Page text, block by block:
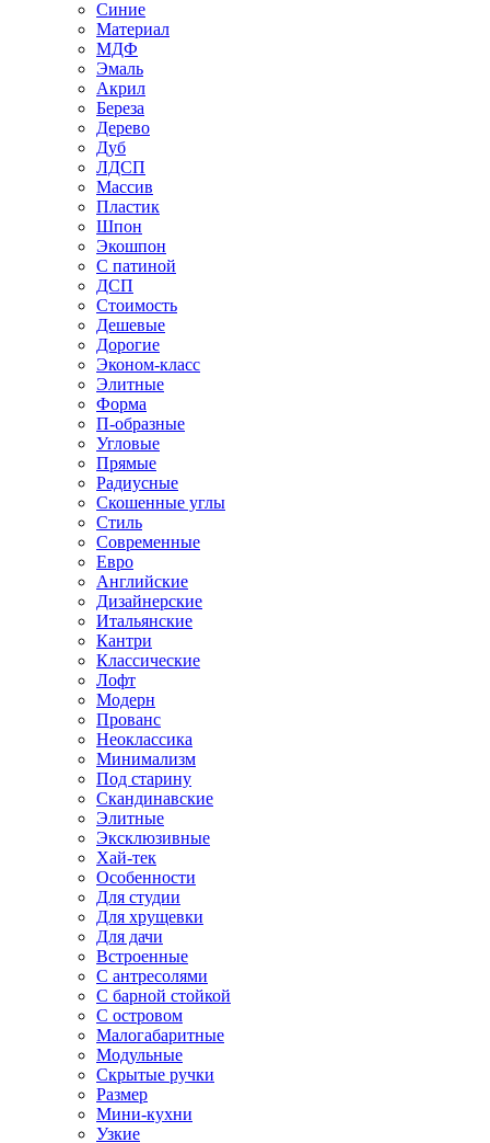
Синие
Материал
МДФ
Эмаль
Акрил
Береза
Дерево
Дуб
ЛДСП
Массив
Пластик
Шпон
Экошпон
С патиной
ДСП
Стоимость
Дешевые
Дорогие
Эконом-класс
Элитные
Форма
П-образные
Угловые
Прямые
Радиусные
Скошенные углы
Стиль
Современные
Евро
Английские
Дизайнерские
Итальянские
Кантри
Классические
Лофт
Модерн
Прованс
Неоклассика
Минимализм
Под старину
Скандинавские
Элитные
Эксклюзивные
Хай-тек
Особенности
Для студии
Для хрущевки
Для дачи
Встроенные
С антресолями
С барной стойкой
С островом
Малогабаритные
Модульные
Скрытые ручки
Размер
Мини-кухни
Узкие